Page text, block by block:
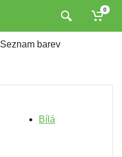
0
Seznam barev
Bílá